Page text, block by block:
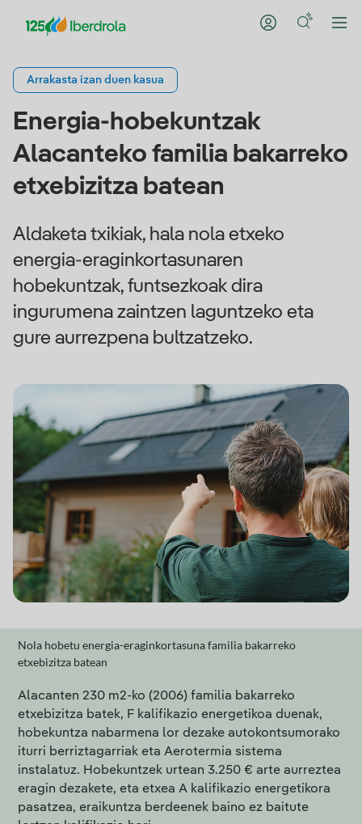
Arrakasta izan duen kasua
Energia-hobekuntzak
Alacanteko familia bakarreko
etxebizitza batean
Aldaketa txikiak, hala nola etxeko
energia-eraginkortasunaren
hobekuntzak, funtsezkoak dira
ingurumena zaintzen laguntzeko eta
gure aurrezpena bultzatzeko.
Nola hobetu energia-eraginkortasuna familia bakarreko
etxebizitza batean
Alacanten 230 m2-ko (2006) familia bakarreko
etxebizitza batek, F kalifikazio energetikoa duenak,
hobekuntza nabarmena lor dezake autokontsumorako
iturri berriztagarriak eta Aerotermia sistema
instalatuz. Hobekuntzek urtean 3.250 € arte aurreztea
eragin dezakete, eta etxea A kalifikazio energetikora
pasatzea, eraikuntza berdeenek baino ez baitute